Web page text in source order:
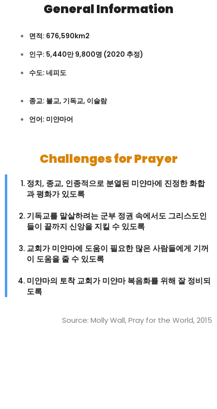
General Information
면적: 676,590km2
인구: 5,440만9,800명 (2020 추정)
수도: 네피도
종교: 불교, 기독교, 이슬람
언어: 미얀마어
Challenges for Prayer
정치, 종교, 인종적으로 분열된 미얀마에 진정한화합
과평화가 있도록
기독교를 말살하려는 군부 정권 속에서도 그리스도인
들이 끝까지 신앙을 지킬 수 있도록
교회가 미얀마에 도움이 필요한 많은사람들에게 기꺼
이 도움을 줄 수 있도록
미얀마의 토착 교회가 미얀마 복음화를 위해 잘 정비되
도록
Source: Molly Wall, Pray for the World, 2015